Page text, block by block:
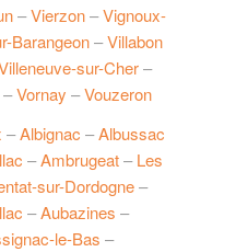
–Vierzon–Vignoux-
Barangeon–Villabon
sur-Cher–
–Vornay –Vouzeron
–Albignac –Albussac
–Ambrugeat–Les
sur-Dordogne–
–Aubazines –
le-Bas –